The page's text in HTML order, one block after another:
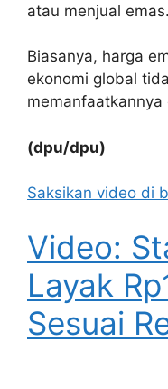
atau menjual emas.
Biasanya, harga
ekonomi global
memanfaatkannya
(dpu/dpu)
Saksikan video di
Video:
Layak
Sesuai